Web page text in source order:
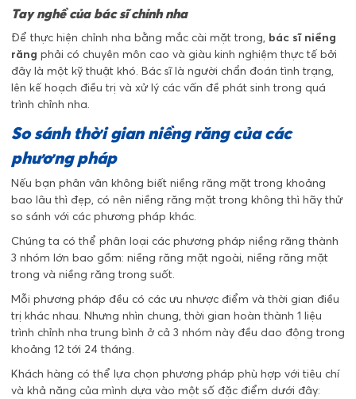
Tay nghề của bác sĩ chỉnh nha
Để thực hiện chỉnh nha bằng mắc cài mặt trong, bác sĩ niềng
răng phải có chuyên môn cao và giàu kinh nghiệm thực tế bởi
đây là một kỹ thuật khó. Bác sĩ là người chẩn đoán tình trạng,
lên kế hoạch điều trị và xử lý các vấn đề phát sinh trong quá
trình chỉnh nha.
So sánh thời gian niềng răng của các
phương pháp
Nếu bạn phân vân không biết niềng răng mặt trong khoảng
bao lâu thì đẹp, có nên niềng răng mặt trong không thì hãy thử
so sánh với các phương pháp khác.
Chúng ta có thể phân loại các phương pháp niềng răng thành
3 nhóm lớn bao gồm: niềng răng mặt ngoài, niềng răng mặt
trong và niềng răng trong suốt.
Mỗi phương pháp đều có các ưu nhược điểm và thời gian điều
trị khác nhau. Nhưng nhìn chung, thời gian hoàn thành 1 liệu
trình chỉnh nha trung bình ở cả 3 nhóm này đều dao động trong
khoảng 12 tới 24 tháng.
Khách hàng có thể lựa chọn phương pháp phù hợp với tiêu chí
và khả năng của mình dựa vào một số đặc điểm dưới đây: